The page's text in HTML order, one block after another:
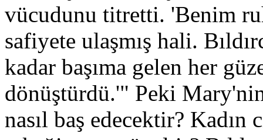
vücudunu titretti. 'Benim
safiyete ulaşmış hali.
kadar başıma gelen her
dönüştürdü.'" Peki
nasıl baş edecektir?